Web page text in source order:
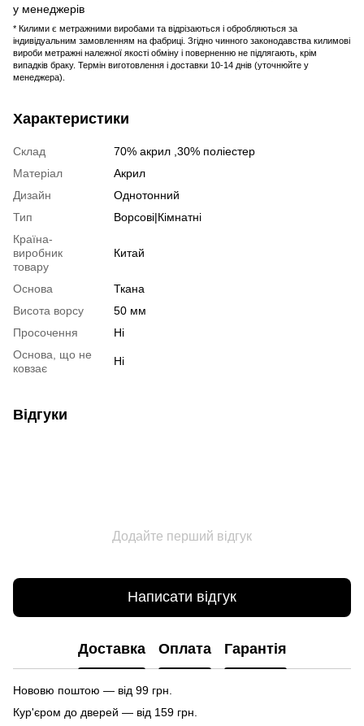
у менеджерів
* Килими є метражними виробами та відрізаються і обробляються за
індивідуальним замовленням на фабриці. Згідно чинного законодавства килимові
вироби метражні належної якості обміну і поверненню не підлягають, крім
випадків браку. Термін виготовлення і доставки 10-14 днів (уточнюйте у
менеджера).
Характеристики
Склад
70% акрил ,30% поліестер
Матеріал
Акрил
Дизайн
Однотонний
Тип
Ворсові|Кімнатні
Країна-
виробник
товару
Китай
Основа
Ткана
Висота ворсу
50 мм
Просочення
Ні
Основа, що не
ковзає
Ні
Відгуки
Додайте перший відгук
Написати відгук
Доставка Оплата Гарантія
Нововю поштою — від 99 грн.
Кур'єром до дверей — від 159 грн.